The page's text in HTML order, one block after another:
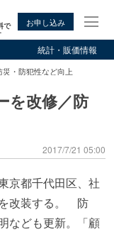
で
お申し込み
統計・販価情報
・防犯性など向上
を改修／防
2017/7/21 05:00
京都千代田区、社
改装する。 防
なども更新。「顧